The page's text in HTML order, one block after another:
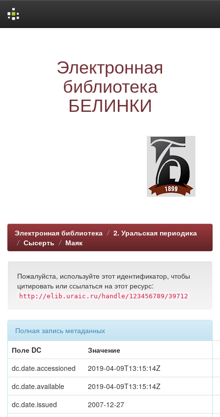
Электронная
библиотека
БЕЛИНКИ
Электронная библиотека
2. Уральская периодика
Сысерть
Маяк
Пожалуйста, используйте этот идентификатор, чтобы
цитировать или ссылаться на этот ресурс:
http://elib.uraic.ru/handle/123456789/39712
Полная запись метаданных
Поле DC
Значение
dc.date.accessioned
2019-04-09T13:15:14Z
dc.date.available
2019-04-09T13:15:14Z
dc.date.issued
2007-12-27